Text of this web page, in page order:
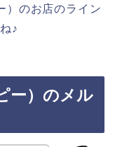
）のお店のライン
♪
ー）のメル